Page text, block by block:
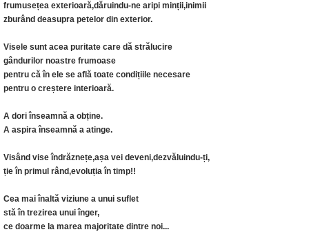
frumusețea exterioară,dăruindu-ne aripi minții,inimii
zburând deasupra petelor din exterior.
Visele sunt acea puritate care dă strălucire
gândurilor noastre frumoase
pentru că în ele se află toate condițiile necesare
pentru o creștere interioară.
A dori înseamnă a obține.
A aspira înseamnă a atinge.
Visând vise îndrăznețe,așa vei deveni,dezvăluindu-ți,
ție în primul rând,evoluția în timp!!
Cea mai înaltă viziune a unui suflet
stă în trezirea unui înger,
ce doarme la marea majoritate dintre noi...